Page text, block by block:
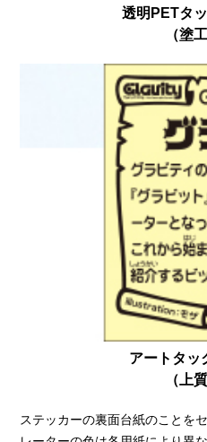
透明PETタ
（塗
アートタ
（上
ステッカーの裏面台紙のことを